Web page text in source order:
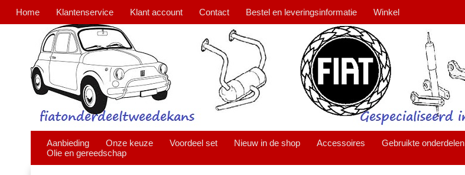
Home Klantenservice Klant account Contact Bestel en leveringsinformatie Winkel
Aanbieding Onze keuze Voordeel set Nieuw in de shop Accessoires Gebruikte onderdelen
Olie en gereedschap